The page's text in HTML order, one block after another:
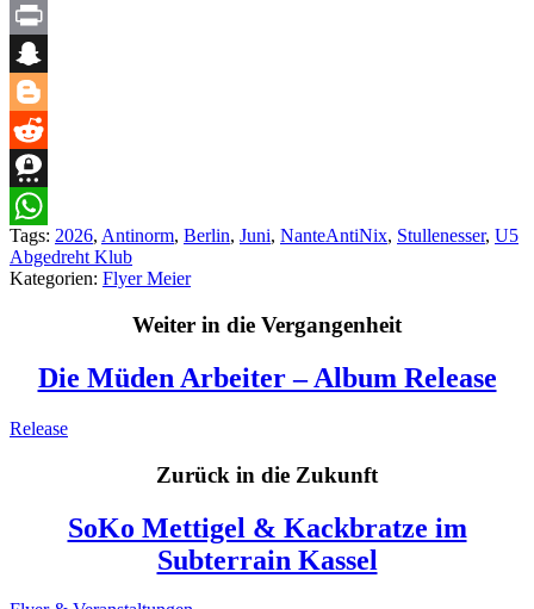
Copy
Link
Print
Snapchat
Blogger
Reddit
Threema
WhatsApp
Tags: 2026, Antinorm, Berlin, Juni, NanteAntiNix, Stullenesser, U5
Abgedreht Klub
Kategorien: Flyer Meier
Weiter in die Vergangenheit
Die Müden Arbeiter – Album Release
Release
Zurück in die Zukunft
SoKo Mettigel & Kackbratze im
Subterrain Kassel